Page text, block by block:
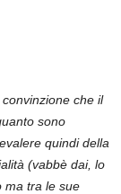
che il
sono
quindi della
(vabbè dai, lo
ma tra le sue